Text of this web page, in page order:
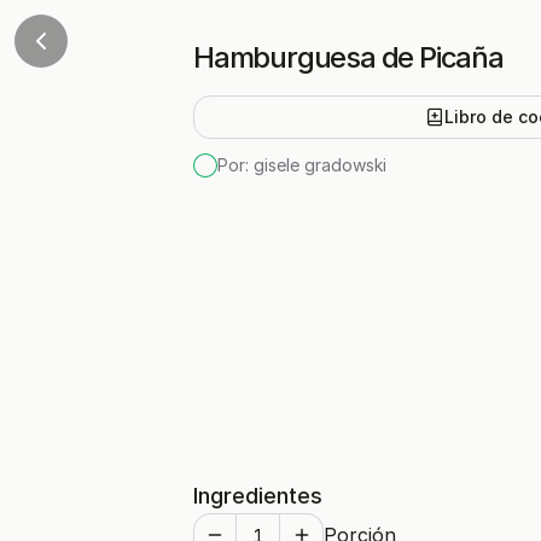
Hamburguesa de Picaña
Libro de
Por: gisele gradowski
Ingredientes
Porción